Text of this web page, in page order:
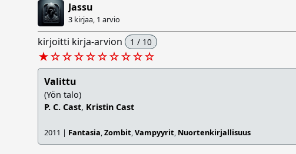
Jassu
3 kirjaa, 1 arvio
kirjoitti kirja-arvion 1 / 10
★☆☆☆☆☆☆☆☆☆
Valittu
(Yön talo)
P. C. Cast, Kristin Cast
2011 | Fantasia,Zombit,Vampyyrit, Nuortenkirjallisuus